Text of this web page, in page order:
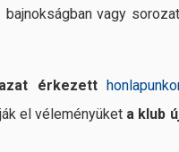
vagy
érkezett
el véleményüket a klub